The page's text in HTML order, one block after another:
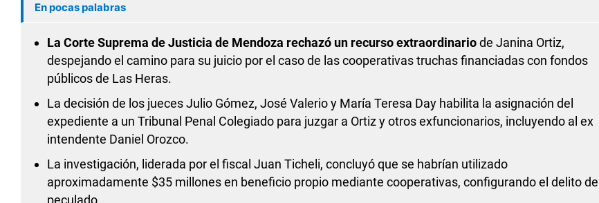
En pocas palabras
La Corte Suprema de Justicia de Mendoza rechazó un recurso extraordinariode Janina Ortiz,
despejando el camino para su juicio por el caso de las cooperativas truchas financiadas con fondos
públicos de Las Heras.
La decisión de los jueces Julio Gómez, José Valerio y María Teresa Day habilita la asignación del
expediente a un Tribunal Penal Colegiado para juzgar a Ortiz y otros exfuncionarios, incluyendo al ex
intendente Daniel Orozco.
La investigación, liderada por el fiscal Juan Ticheli, concluyó que se habrían utilizado
aproximadamente $35 millones en beneficio propio mediante cooperativas, configurando el delito de
peculado.